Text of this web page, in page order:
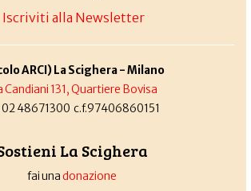
Iscriviti alla Newsletter
ARCI) La Scighera - Milano
Candiani 131, Quartiere Bovisa
02 48671300 c.f.97406860151
La Scighera
fai unadonazione